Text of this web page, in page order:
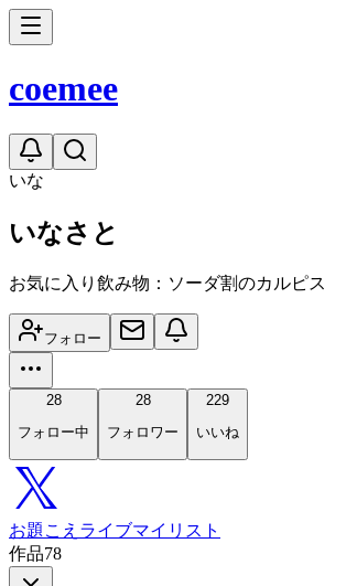
coemee
いな
いなさと
お気に入り飲み物：ソーダ割のカルピス
フォロー
28
フォロー中
28
フォロワー
229
いいね
お題 こえ ライブマイリスト
作品78